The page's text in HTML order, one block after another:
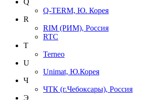
Q-TERM, Ю. Корея
R
RIM (РИМ), Россия
RTC
T
Terneo
U
Unimat, Ю.Корея
Ч
ЧТК (г.Чебоксары), Россия
Э